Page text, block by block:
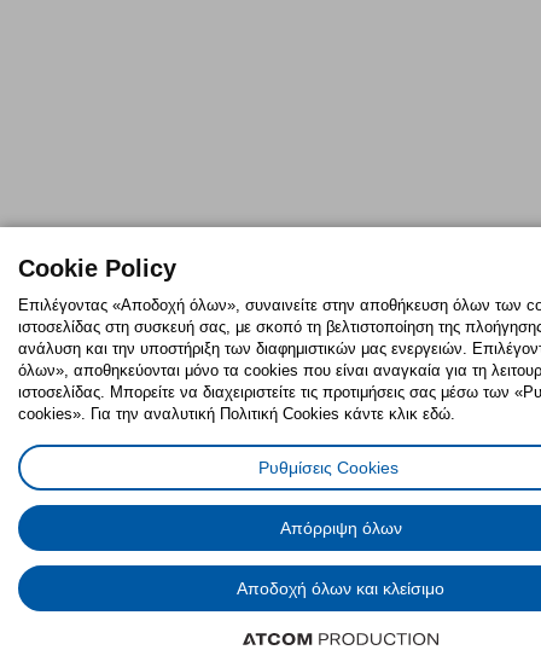
Cookie Policy
Επιλέγοντας «Αποδοχή όλων», συναινείτε στην αποθήκευση όλων των
ιστοσελίδας στη συσκευή σας, με σκοπό τη βελτιστοποίηση της
ανάλυση και την υποστήριξη των διαφημιστικών μας ενεργειών.
όλων», αποθηκεύονται μόνο τα cookies που είναι αναγκαία για τη
ιστοσελίδας. Μπορείτε να διαχειριστείτε τις προτιμήσεις σας μέσω των
cookies». Για την αναλυτική Πολιτική Cookies κάντε κλικ εδώ.
Ρυθμίσεις Cookies
Απόρριψη όλων
Αποδοχή όλων και κλείσιμο